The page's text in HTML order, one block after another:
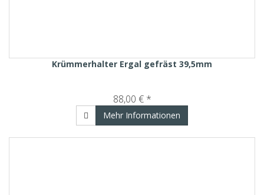
Krümmerhalter Ergal gefräst 39,5mm
88,00 € *
Mehr Informationen